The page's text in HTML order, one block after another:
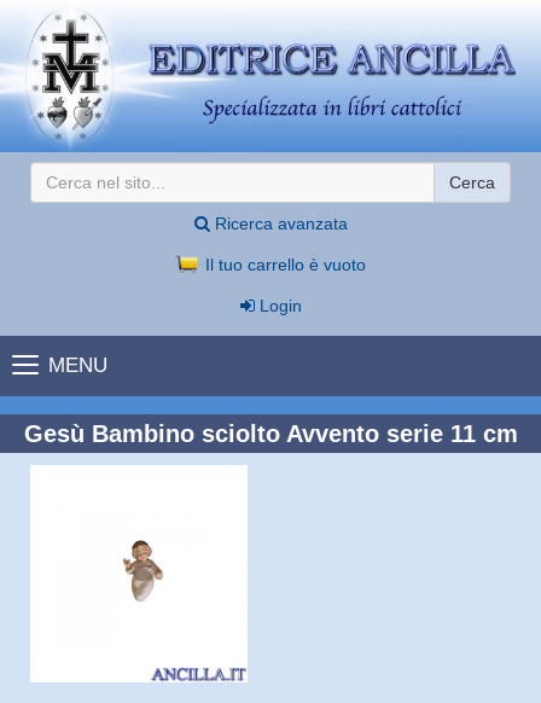
Cerca
Ricerca avanzata
Il tuo carrello è vuoto
Login
MENU
Gesù Bambino sciolto Avvento serie 11 cm